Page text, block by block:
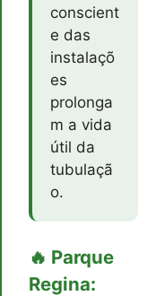
conscient
e das
instalaçõ
es
prolonga
m a vida
útil da
tubulaçã
o.
🔥 Parque
Regina: